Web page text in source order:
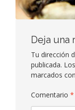
Deja una
Tu dirección
publicada.
marcados con
Comentario *